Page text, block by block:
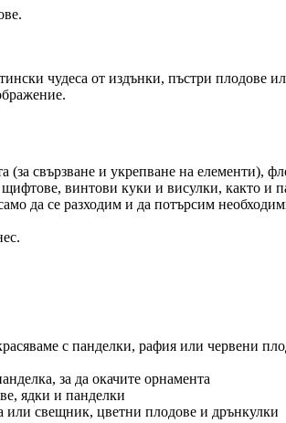
чудеса от издънки, пъстри плодове
свързване и укрепване на елементи),
винтови куки и висулки, както и
да се разходим и да потърсим
с панделки, рафия или червени
за да окачите орнамента
ядки и панделки
или свещник, цветни плодове и дрънкулки